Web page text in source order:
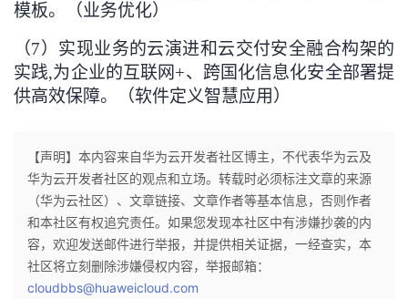
模板。（业务优化）
（7）实现业务的云演进和云交付安全融合构架的
实践,为企业的互联网+、跨国化信息化安全部署提
供高效保障。（软件定义智慧应用）
【声明】本内容来自华为云开发者社区博主，不代表华为云及
华为云开发者社区的观点和立场。转载时必须标注文章的来源
（华为云社区）、文章链接、文章作者等基本信息，否则作者
和本社区有权追究责任。如果您发现本社区中有涉嫌抄袭的内
容，欢迎发送邮件进行举报，并提供相关证据，一经查实，本
社区将立刻删除涉嫌侵权内容，举报邮箱：
cloudbbs@huaweicloud.com